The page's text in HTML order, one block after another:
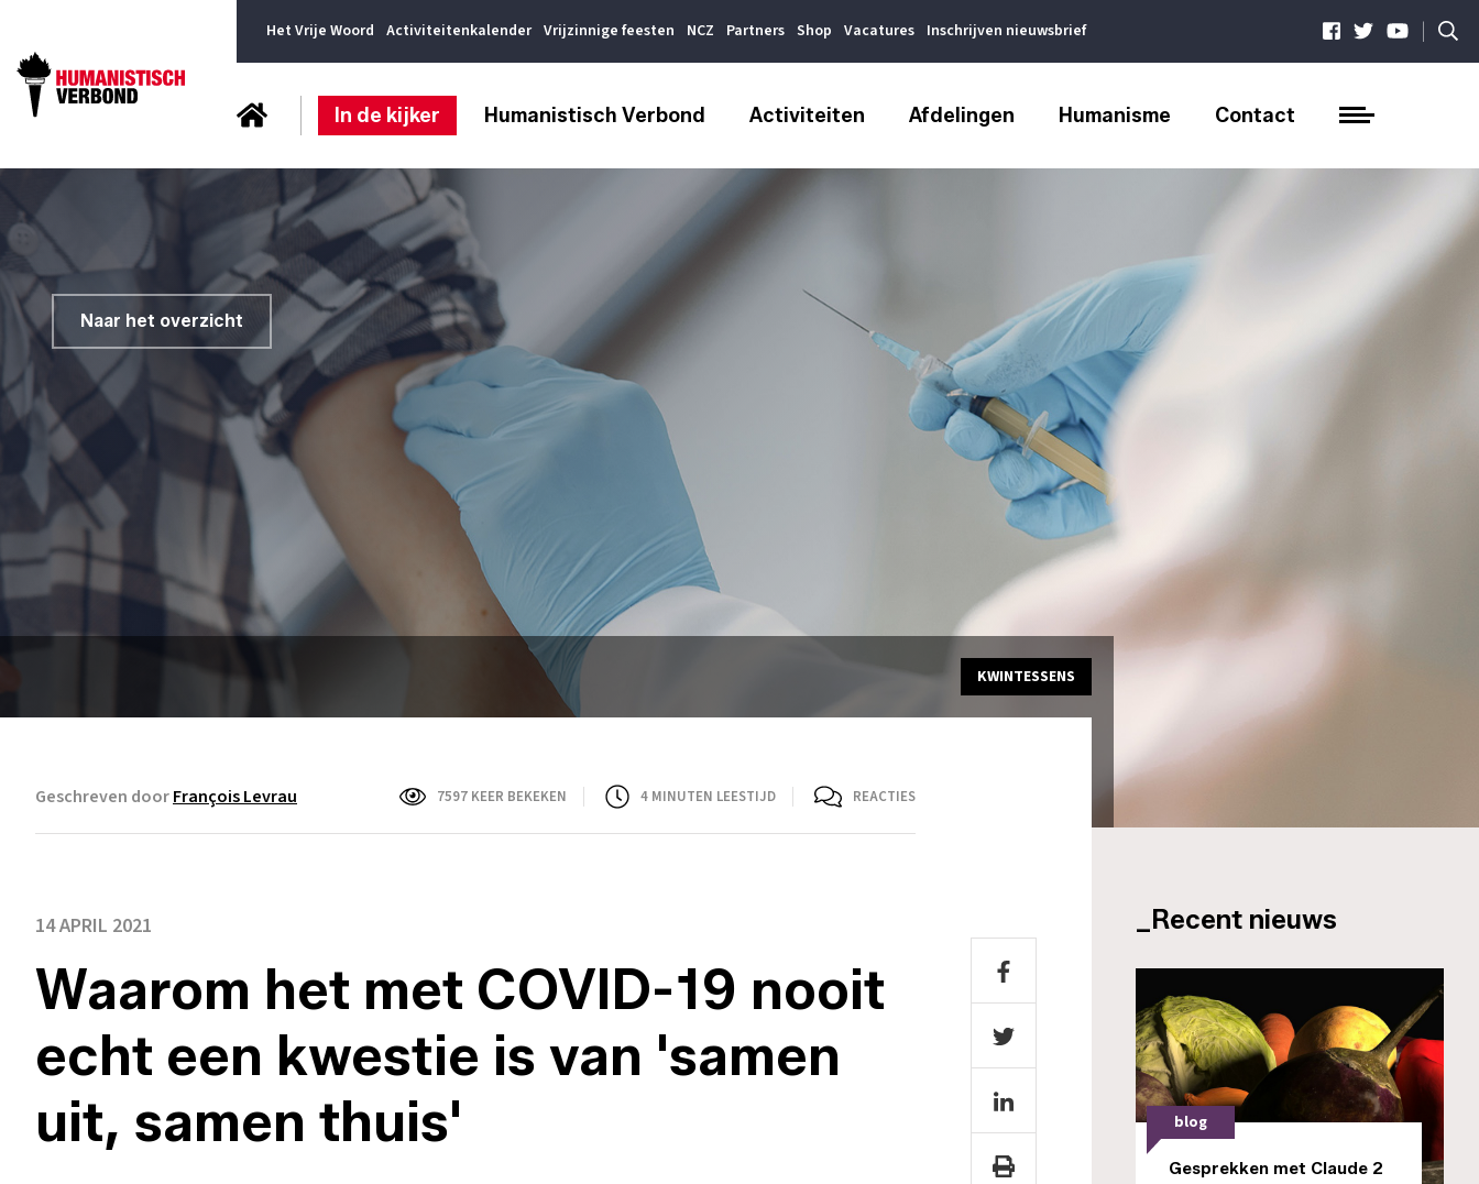
Het Vrije Woord Activiteitenkalender Vrijzinnige feesten NCZ Partners Shop Vacatures Inschrijven nieuwsbrief |
In de kijker Humanistisch Verbond Activiteiten Afdelingen Humanisme Contact
Naar het overzicht
KWINTESSENS
Geschreven doorFrançois Levrau 7597 KEER BEKEKEN 4 MINUTEN LEESTIJD REACTIES
14 APRIL 2021
Waarom het met COVID-19 nooit
echt een kwestie is van 'samen
uit, samen thuis'
_Recent nieuws
blog
Gesprekken met Claude 2